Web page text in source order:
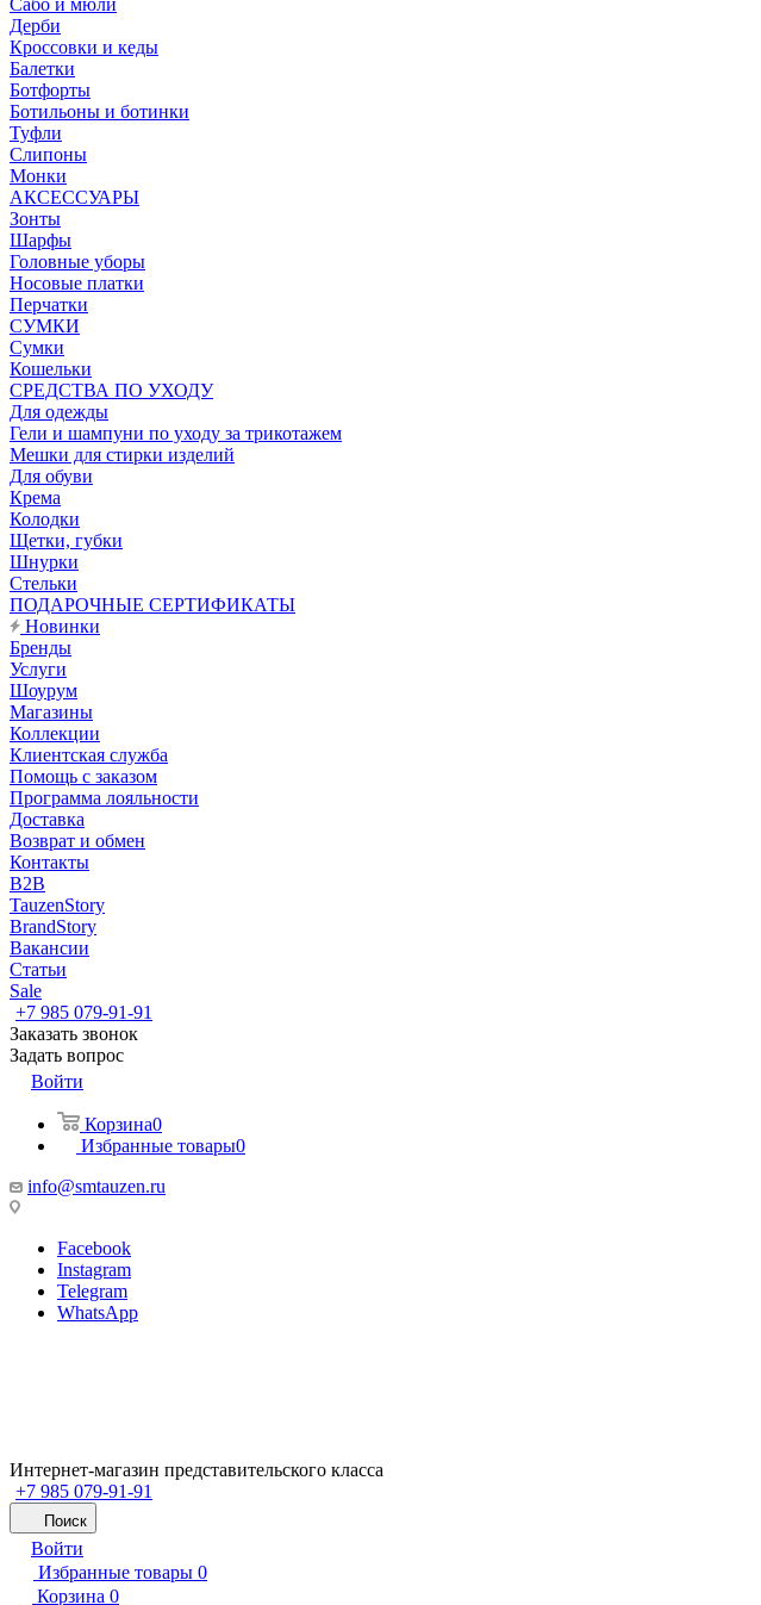
Сабо и мюли
Дерби
Кроссовки и кеды
Балетки
Ботфорты
Ботильоны и ботинки
Туфли
Слипоны
Монки
АКСЕССУАРЫ
Зонты
Шарфы
Головные уборы
Носовые платки
Перчатки
СУМКИ
Сумки
Кошельки
CРЕДСТВА ПО УХОДУ
Для одежды
Гели и шампуни по уходу за трикотажем
Мешки для стирки изделий
Для обуви
Крема
Колодки
Щетки, губки
Шнурки
Стельки
ПОДАРОЧНЫЕ СЕРТИФИКАТЫ
Новинки
Бренды
Услуги
Шоурум
Магазины
Коллекции
Клиентская служба
Помощь с заказом
Программа лояльности
Доставка
Возврат и обмен
Контакты
B2B
TauzenStory
BrandStory
Вакансии
Статьи
Sale
+7 985 079-91-91
Заказать звонок
Задать вопрос
Войти
Корзина0
Избранные товары0
info@smtauzen.ru
Facebook
Instagram
Telegram
WhatsApp
Интернет-магазин представительского класса
+7 985 079-91-91
Поиск
Войти
Избранные товары 0
Корзина 0